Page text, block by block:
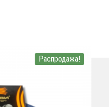
Распродажа!